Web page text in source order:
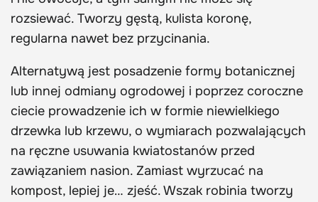
rozsiewać. Tworzy gęstą, kulista koronę,
regularna nawet bez przycinania.
Alternatywą jest posadzenie formy botanicznej
lub innej odmiany ogrodowej i poprzez coroczne
ciecie prowadzenie ich w formie niewielkiego
drzewka lub krzewu, o wymiarach pozwalających
na ręczne usuwania kwiatostanów przed
zawiązaniem nasion. Zamiast wyrzucać na
kompost, lepiej je… zjeść. Wszak robinia tworzy